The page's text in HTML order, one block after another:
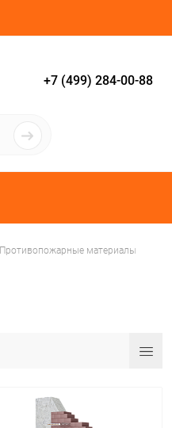
+7 (499) 284-00-88
Противопожарные материалы